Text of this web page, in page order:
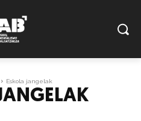
Eskola jangelak